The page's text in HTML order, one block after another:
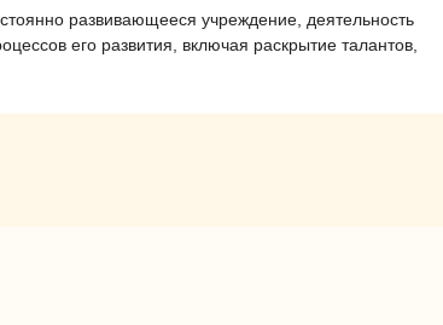
развивающееся учреждение, деятельность
его развития, включая раскрытие талантов,